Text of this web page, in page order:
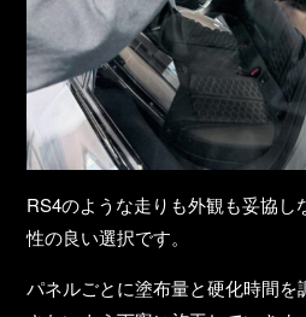
RS4のような走りも外観も妥協し
性の良い選択です。
パネルごとに塗布量と硬化時間を